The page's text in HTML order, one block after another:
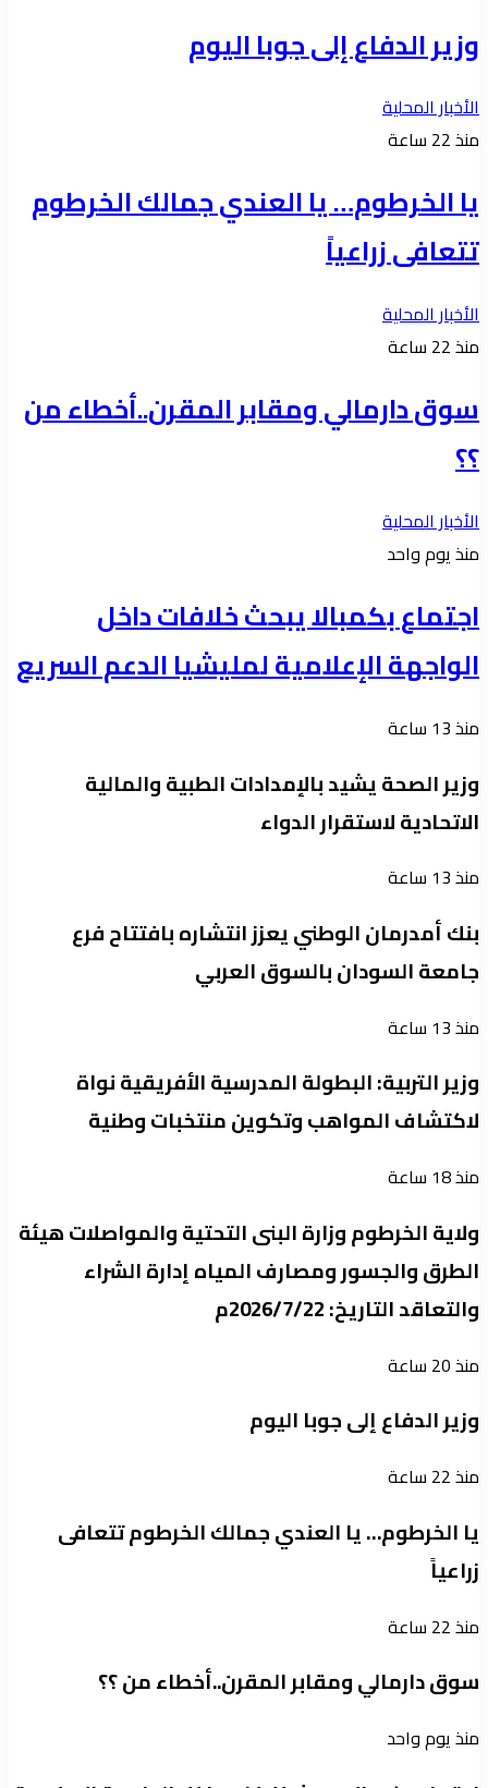
وزير الدفاع إلى جوبا اليوم
الأخبار المحلية
منذ 22 ساعة
يا الخرطوم… يا العندي جمالك الخرطوم
تتعافى زراعياً
الأخبار المحلية
منذ 22 ساعة
سوق دارمالي ومقابر المقرن..أخطاء من
؟؟
الأخبار المحلية
منذ يوم واحد
اجتماع بكمبالا يبحث خلافات داخل
الواجهة الإعلامية لمليشيا الدعم السريع
منذ 13 ساعة
وزير الصحة يشيد بالإمدادات الطبية والمالية
الاتحادية لاستقرار الدواء
منذ 13 ساعة
بنك أمدرمان الوطني يعزز انتشاره بافتتاح فرع
جامعة السودان بالسوق العربي
منذ 13 ساعة
وزير التربية: البطولة المدرسية الأفريقية نواة
لاكتشاف المواهب وتكوين منتخبات وطنية
منذ 18 ساعة
ولاية الخرطوم وزارة البنى التحتية والمواصلات هيئة
الطرق والجسور ومصارف المياه إدارة الشراء
والتعاقد التاريخ: 2026/7/22م
منذ 20 ساعة
وزير الدفاع إلى جوبا اليوم
منذ 22 ساعة
يا الخرطوم… يا العندي جمالك الخرطوم تتعافى
زراعياً
منذ 22 ساعة
سوق دارمالي ومقابر المقرن..أخطاء من ؟؟
منذ يوم واحد